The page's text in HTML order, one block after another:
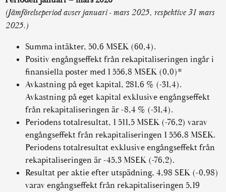
(Jämförelseperiod avser januari - mars 2025, respektive 31 mars
2025.)
Summa intäkter, 50,6 MSEK (60,4).
Positiv engångseffekt från rekapitaliseringen ingår i
finansiella poster med 1 556,8 MSEK (0,0)*
Avkastning på eget kapital, 281,6 % (-31,4).
Avkastning på eget kapital exklusive engångseffekt
från rekapitaliseringen är -8,4 % (-31,4).
Periodens totalresultat, 1 511,5 MSEK (-76,2) varav
engångseffekt från rekapitaliseringen 1 556,8 MSEK.
Periodens totalresultat exklusive engångseffekt från
rekapitaliseringen är -45,3 MSEK (-76,2).
Resultat per aktie efter utspädning, 4,98 SEK (-0,98)
varav engångseffekt från rekapitaliseringen 5,19